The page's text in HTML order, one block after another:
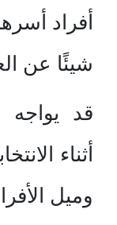
أفراد
شيئًا عن
قد يواجه
أثناء
وميل